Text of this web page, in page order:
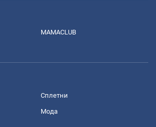
MAMACLUB
Сплетни
Мода